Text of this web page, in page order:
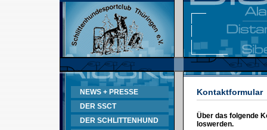
NEWS + PRESSE
DER SSCT
DER SCHLITTENHUND
Kontaktformular
Über das folgende
loswerden.